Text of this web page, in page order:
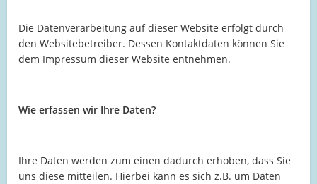
Die Datenverarbeitung auf dieser Website erfolgt durch
den Websitebetreiber. Dessen Kontaktdaten können Sie
dem Impressum dieser Website entnehmen.
Wie erfassen wir Ihre Daten?
Ihre Daten werden zum einen dadurch erhoben, dass Sie
uns diese mitteilen. Hierbei kann es sich z.B. um Daten